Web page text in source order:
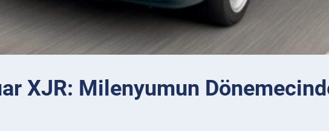
XJR: Milenyumun